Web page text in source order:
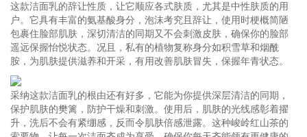
这款洁面乳的辞让性质，让它顺应各式肤质，尤其是中性肤质的用
户。它具有丰富的氨基酸身分，泡沫考究且辞让，使用时梗概简陋
包裹住脸部肌肤，深切清洁的同期又不会刺激皮肤，确保你的脸部
遥远保握怡悦状态。况且，私有的植物复称身分如积雪草和烟酰
胺，为肌肤提供滋养和开采，有用改善肌肤冒失，保握年青状态。
采纳这款洁面乳的根由还有好多，它能为你提供深层清洁的同期，
保护肌肤的樊篱，防护干燥和刺激。使用后，肌肤的光线感彰着擢
升，洗后不会有紧绷感，反而令肌肤倍感泄露。这种峻岭红山茶的